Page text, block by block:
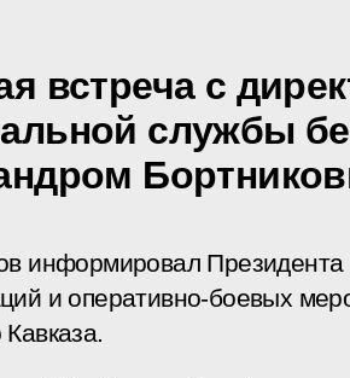
встреча с
службы
информировал Президента
и оперативно-боевых